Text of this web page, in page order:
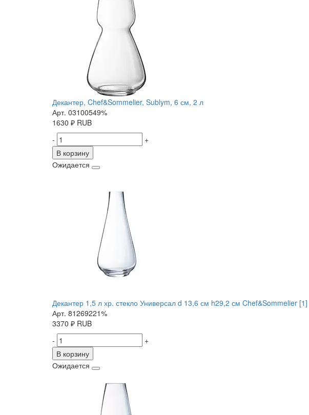
Декантер, Chef&Sommelier, Sublym, 6 см, 2 л
Арт. 03100549%
1630 ₽ RUB
-
+
В корзину
Ожидается
Декантер 1,5 л хр. стекло Универсал d 13,6 см h29,2 см Chef&Sommelier [1]
Арт. 81269221%
3370 ₽ RUB
-
+
В корзину
Ожидается